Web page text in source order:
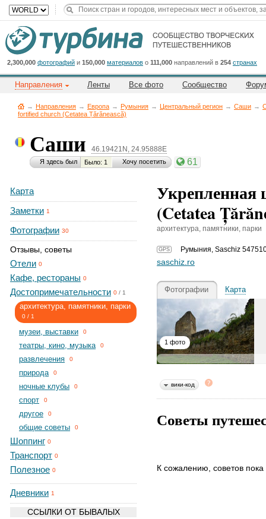
2,300,000 фотографий и 150,000 материалов о 111,000 направлений в 254 странах
Направления Ленты Все фото Сообщество
→ Направления → Европа → Румыния → Центральный регион → Саши →
fortified church (Cetatea Țărănească)
Саши 46.19421N, 24.95888E
Я здесь был Было: 1 Хочу посетить 61
Карта
Заметки 1
Фотографии 30
Отзывы, советы
Отели 0
Кафе, рестораны 0
Достопримечательности 0 / 1
архитектура, памятники, парки
0 / 1
музеи, выставки 0
театры, кино, музыка 0
развлечения 0
природа 0
ночные клубы 0
спорт 0
другое 0
общие советы 0
Шоппинг 0
Транспорт 0
Полезное 0
Дневники 1
ССЫЛКИ ОТ БЫВАЛЫХ
Укрепленная
(Cetatea
архитектура, памятники, парки
GPS Румыния, Saschiz
saschiz.ro
Фотографии Карта
1 фото
вики-код
Советы
К сожалению, советов пока
Cейчас
на
сайте:
Title
Button